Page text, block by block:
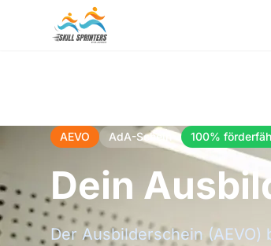
AEVO AdA-Schein 100%
Dein
Der Ausbilderschein